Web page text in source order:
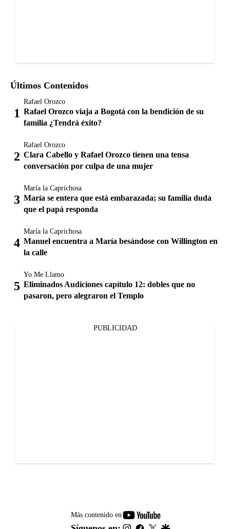
Últimos Contenidos
Rafael Orozco
Rafael Orozco viaja a Bogotá con la bendición de su
familia ¿Tendrá éxito?
Rafael Orozco
Clara Cabello y Rafael Orozco tienen una tensa
conversación por culpa de una mujer
María la Caprichosa
María se entera que está embarazada; su familia duda
que el papá responda
María la Caprichosa
Manuel encuentra a María besándose con Willington en
la calle
Yo Me Llamo
Eliminados Audiciones capítulo 12: dobles que no
pasaron, pero alegraron el Templo
PUBLICIDAD
Más contenido en
youtube-
footer
instagram
facebook
twitter